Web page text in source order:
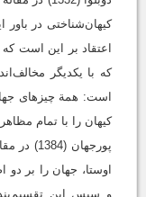
کیهان‌شناختی در
اعتقاد بر این است
که با یکدیگر
است: همة چیزهای
کیهان را با تمام
پورجهان
اوستا، جهان را بر
و سپس این